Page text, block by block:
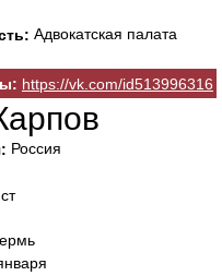
Адвокатская палата
https://vk.com/id513996316
Россия